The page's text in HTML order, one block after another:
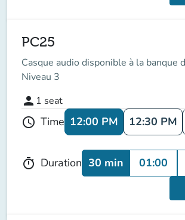
PC25
Casque audio disponible à la banque
Niveau 3
person 1 seat
schedule Time 12:00 PM 12:30 PM
timer Duration 30 min 01:00